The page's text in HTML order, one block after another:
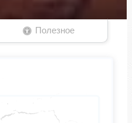
Полезное